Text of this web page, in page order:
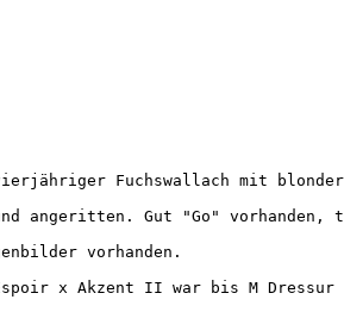
Fuchswallach mit blonder
angeritten. Gut "Go"
vorhanden.
x Akzent II war bis M